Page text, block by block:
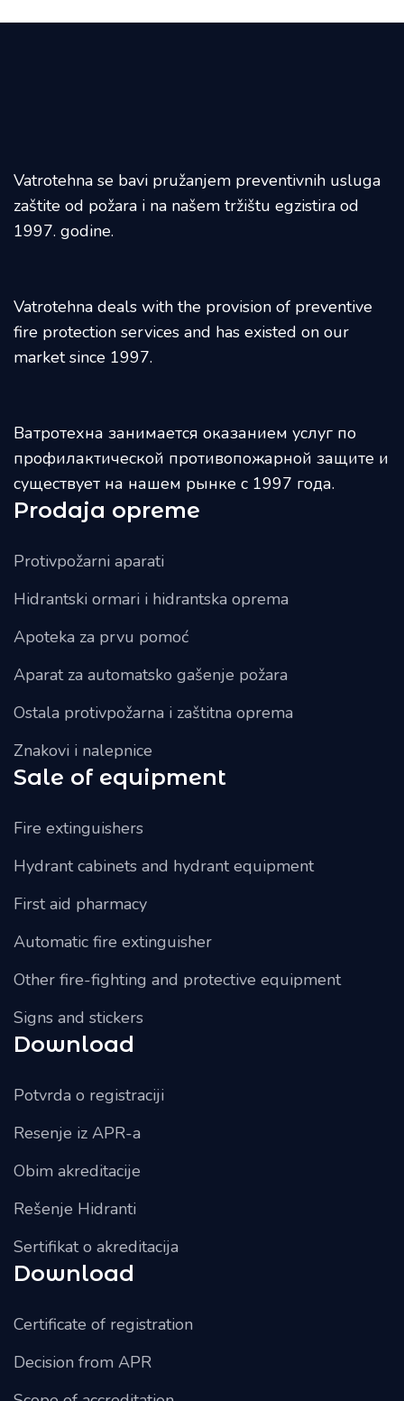
Vatrotehna se bavi pružanjem preventivnih usluga
zaštite od požara i na našem tržištu egzistira od
1997. godine.
Vatrotehna deals with the provision of preventive
fire protection services and has existed on our
market since 1997.
Ватротехна занимается оказанием услуг по
профилактической противопожарной защите и
существует на нашем рынке с 1997 года.
Prodaja opreme
Protivpožarni aparati
Hidrantski ormari i hidrantska oprema
Apoteka za prvu pomoć
Aparat za automatsko gašenje požara
Ostala protivpožarna i zaštitna oprema
Znakovi i nalepnice
Sale of equipment
Fire extinguishers
Hydrant cabinets and hydrant equipment
First aid pharmacy
Automatic fire extinguisher
Other fire-fighting and protective equipment
Signs and stickers
Download
Potvrda o registraciji
Resenje iz APR-a
Obim akreditacije
Rešenje Hidranti
Sertifikat o akreditacija
Download
Certificate of registration
Decision from APR